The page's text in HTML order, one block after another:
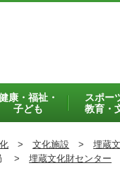
康・福祉・
子ども
スポー
教育・
> 文化施設 > 埋蔵
> 埋蔵文化財センター